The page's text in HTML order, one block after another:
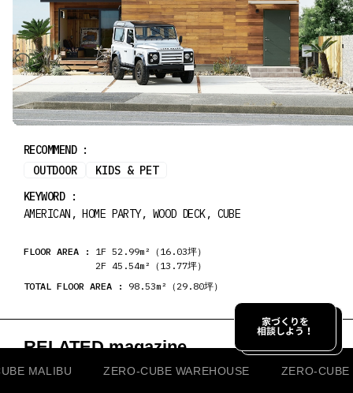
MALIBU ZERO-CUBE WAREHOUSE ZERO-
RECOMMEND :
OUTDOOR
KIDS & PET
KEYWORD :
AMERICAN, HOME PARTY, WOOD DECK, CUBE
FLOOR AREA : 1F 52.99m²（16.03坪）
2F 45.54m²（13.77坪）
TOTAL FLOOR AREA : 98.53m²（29.80坪）
RELATED magazine
暮らしのサンプルを探す
家づくりを
相談しよう！